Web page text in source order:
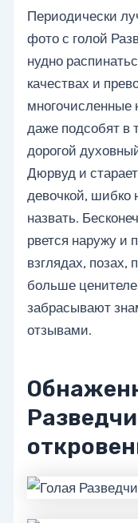
Периодически
фото с голой
нудно
качествах и
многочисленные
даже подсобят в
дорогой
Дюрвуд и
девочкой, шибко
назвать.
рвется наружу и
взглядах, позах,
больше
забрасывают
отзывами.